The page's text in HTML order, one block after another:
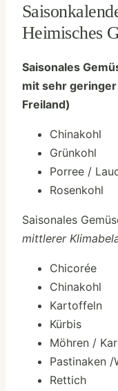
Heimisches
Saisonales
mit sehr
Freiland)
Chinakohl
Grünkohl
Porree /
Rosenkohl
Saisonales
mittlerer
Chicorée
Chinakohl
Kartoffeln
Kürbis
Möhren /
Pastinaken
Rettich